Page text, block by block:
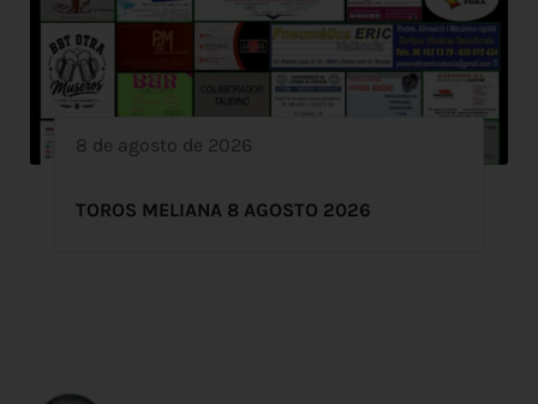
8 de agosto de 2026
TOROS MELIANA 8 AGOSTO 2026